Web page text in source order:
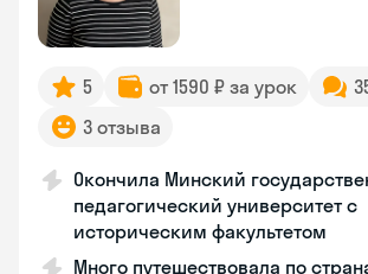
5 от 1590 ₽ за урок
3 отзыва
Окончила Минский
педагогический университет с
историческим факультетом
Много путешествовала по